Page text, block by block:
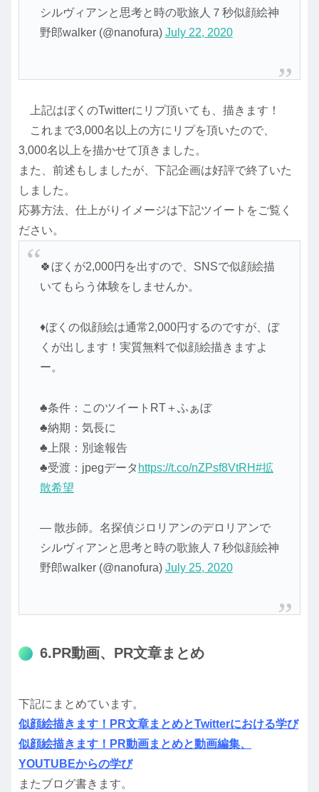
シルヴィアンと思考と時の歌旅人７秒似顔絵神
野郎walker (@nanofura) July 22, 2020
上記はぼくのTwitterにリプ頂いても、描きます！
これまで3,000名以上の方にリプを頂いたので、
3,000名以上を描かせて頂きました。
また、前述もしましたが、下記企画は好評で終了いた
しました。
応募方法、仕上がりイメージは下記ツイートをご覧く
ださい。
🍀ぼくが2,000円を出すので、SNSで似顔絵描
いてもらう体験をしませんか。
♦ぼくの似顔絵は通常2,000円するのですが、ぼ
くが出します！実質無料で似顔絵描きますよ
ー。
♣条件：このツイートRT＋ふぁぼ
♣納期：気長に
♣上限：別途報告
♣受渡：jpegデータ https://t.co/nZPsf8VtRH#拡
散希望️
— 散歩師。名探偵ジロリアンのデロリアンで
シルヴィアンと思考と時の歌旅人７秒似顔絵神
野郎walker (@nanofura) July 25, 2020
6.PR動画、PR文章まとめ
下記にまとめています。
似顔絵描きます！PR文章まとめとTwitterにおける学び
似顔絵描きます！PR動画まとめと動画編集、
YOUTUBEからの学び
またブログ書きます。